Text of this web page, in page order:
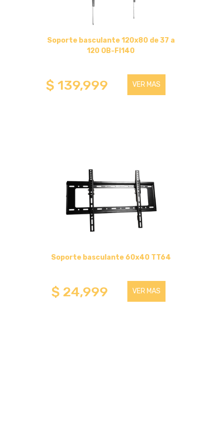
RUEDAS GALVANIZADAS
RUEDAS DE CAUCHO MACIZO
RUEDAS 100 X 27
RUEDAS DE SILICONA
Soporte basculante 120x80 de 37 a
120 OB-FI140
$ 139,999 VER MAS
Soporte basculante 60x40 TT64
$ 24,999 VER MAS